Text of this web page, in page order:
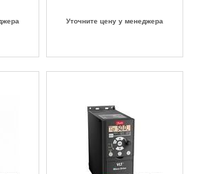
Уточните цену у менеджера